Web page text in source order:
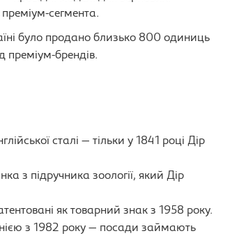
сегмента.
було продано близько 800 одиниць
преміум-брендів.
сталі — тільки у 1841 році Дір
з підручника зоології, який Дір
як товарний знак з 1958 року.
з 1982 року — посади займають